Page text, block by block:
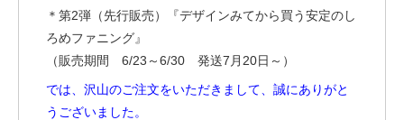
＊第2弾（先行販売）『デザインみてから買う安定のし
ろめファニング』
（販売期間 6/23～6/30 発送7月20日～）
では、沢山のご注文をいただきまして、誠にありがと
うございました。